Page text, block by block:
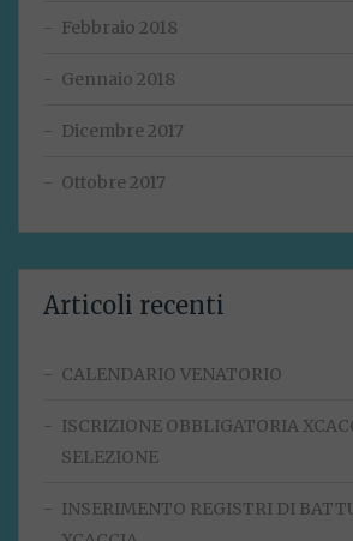
Febbraio 2018
Gennaio 2018
Dicembre 2017
Ottobre 2017
Articoli recenti
CALENDARIO VENATORIO
ISCRIZIONE OBBLIGATORIA
SELEZIONE
INSERIMENTO REGISTRI DI